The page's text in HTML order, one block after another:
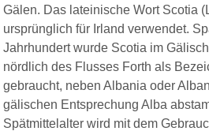
Gälen. Das lateinische Wort Scotia
ursprünglich für Irland verwendet.
Jahrhundert wurde Scotia im
nördlich des Flusses Forth als
gebraucht, neben Albania oder
gälischen Entsprechung Alba
Spätmittelalter wird mit dem